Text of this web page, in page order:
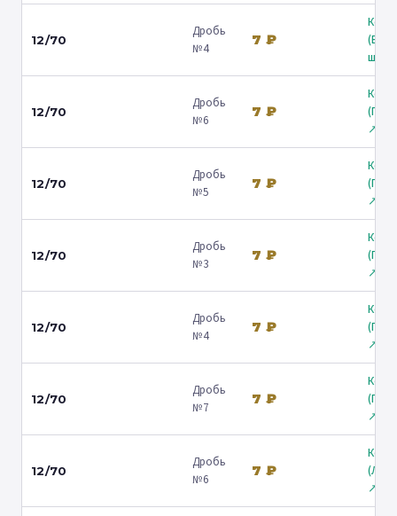
12/70
Дробь
№4
7 ₽
ш.) ↗
12/70
Дробь
№6
7 ₽
↗
12/70
Дробь
№5
7 ₽
↗
12/70
Дробь
№3
7 ₽
↗
12/70
Дробь
№4
7 ₽
↗
12/70
Дробь
№7
7 ₽
↗
12/70
Дробь
№6
7 ₽
↗